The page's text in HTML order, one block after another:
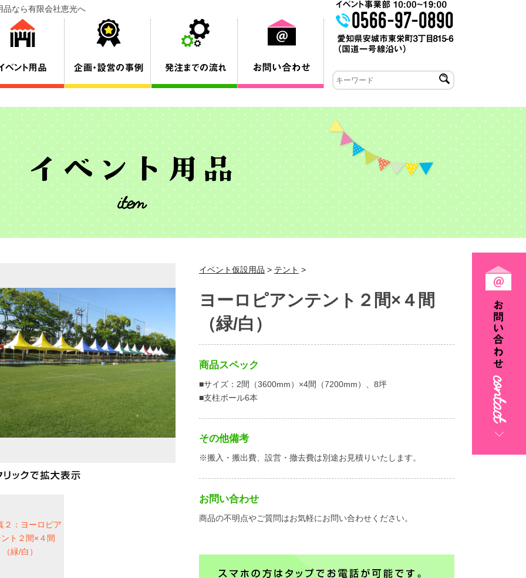
品なら有限会社恵光へ
イベント仮設用品 > テント >
ヨーロピアンテント２間×４間
（緑/白）
商品スペック
■サイズ：2間（3600mm）×4間（7200mm）、8坪
■支柱ポール6本
その他備考
※搬入・搬出費、設営・撤去費は別途お見積りいたします。
お問い合わせ
商品の不明点やご質問はお気軽にお問い合わせください。